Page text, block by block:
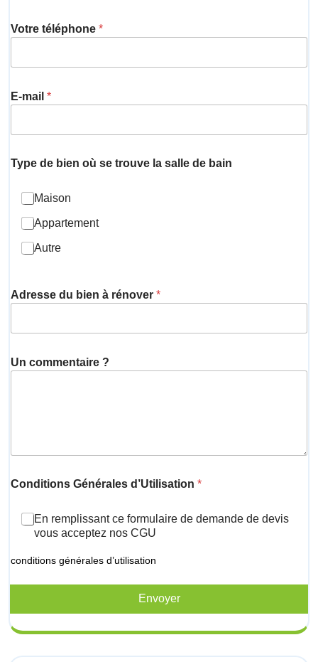
Votre téléphone *
E-mail *
Type de bien où se trouve la salle de bain
Maison
Appartement
Autre
Adresse du bien à rénover *
Un commentaire ?
Conditions Générales d’Utilisation *
En remplissant ce formulaire de demande de devis
vous acceptez nos CGU
conditions générales d’utilisation
Envoyer